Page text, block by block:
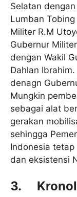
Selatan
Lumban
Militer R.M
Gubernur
dengan Wakil
Dahlan
denagn
Mungkin
sebagai alat
gerakan
sehingga
Indonesia
dan eksistensi
3.